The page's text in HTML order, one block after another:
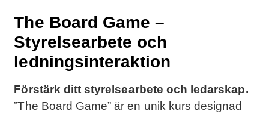
The Board Game –
Styrelsearbete och
ledningsinteraktion
Förstärk ditt styrelsearbete och ledarskap.
”The Board Game” är en unik kurs designad